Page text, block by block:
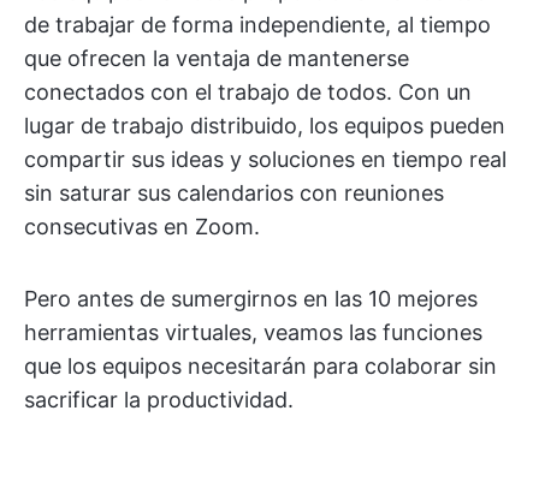
de trabajar de forma independiente, al tiempo
que ofrecen la ventaja de mantenerse
conectados con el trabajo de todos. Con un
lugar de trabajo distribuido, los equipos pueden
compartir sus ideas y soluciones en tiempo real
sin saturar sus calendarios con reuniones
consecutivas en Zoom.
Pero antes de sumergirnos en las 10 mejores
herramientas virtuales, veamos las funciones
que los equipos necesitarán para colaborar sin
sacrificar la productividad.